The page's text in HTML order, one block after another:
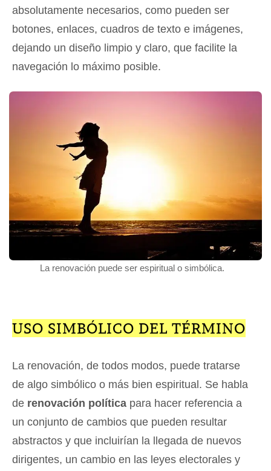
absolutamente necesarios, como pueden ser
botones, enlaces, cuadros de texto e imágenes,
dejando un diseño limpio y claro, que facilite la
navegación lo máximo posible.
La renovación puede ser espiritual o simbólica.
USO SIMBÓLICO DEL TÉRMINO
La renovación, de todos modos, puede tratarse
de algo simbólico o más bien espiritual. Se habla
de renovación política para hacer referencia a
un conjunto de cambios que pueden resultar
abstractos y que incluirían la llegada de nuevos
dirigentes, un cambio en las leyes electorales y